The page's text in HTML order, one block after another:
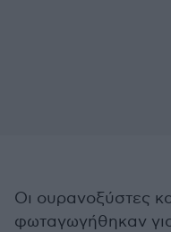
Οι ουρανοξύστες
φωταγωγήθηκαν